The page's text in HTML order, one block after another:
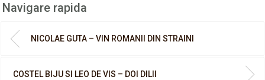
Navigare rapida
NICOLAE GUTA – VIN ROMANII DIN STRAINI
COSTEL BIJU SI LEO DE VIS – DOI DILII